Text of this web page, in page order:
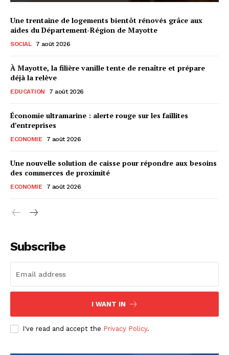
Une trentaine de logements bientôt rénovés grâce aux
aides du Département-Région de Mayotte
SOCIAL 7 août 2026
À Mayotte, la filière vanille tente de renaître et prépare
déjà la relève
EDUCATION 7 août 2026
Économie ultramarine : alerte rouge sur les faillites
d’entreprises
ECONOMIE 7 août 2026
Une nouvelle solution de caisse pour répondre aux besoins
des commerces de proximité
ECONOMIE 7 août 2026
Subscribe
I WANT IN
I've read and accept the Privacy Policy.